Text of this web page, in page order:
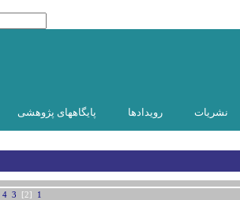
نشریات رویدادها پایگاههای پژوهشی
1
[2]
3
4